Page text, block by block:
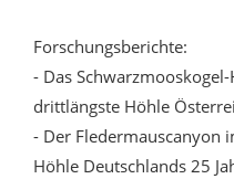
Forschungsberichte:
- Das
drittlängste Höhle
- Der Fledermauscanyon
Höhle Deutschlands 25